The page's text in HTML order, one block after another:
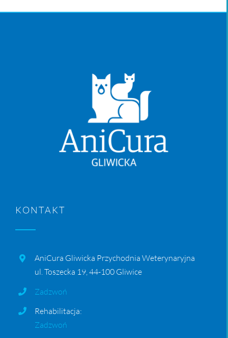
KONTAKT
AniCura Gliwicka Przychodnia Weterynaryjna
ul. Toszecka 19, 44-100 Gliwice
Zadzwoń
Rehabilitacja:
Zadzwoń